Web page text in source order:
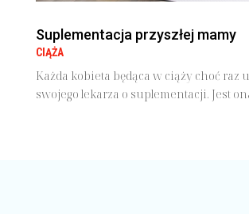
Suplementacja przyszłej mamy
CIĄŻA
Każda kobieta będąca w ciąży choć raz
swojego lekarza o suplementacji. Jest